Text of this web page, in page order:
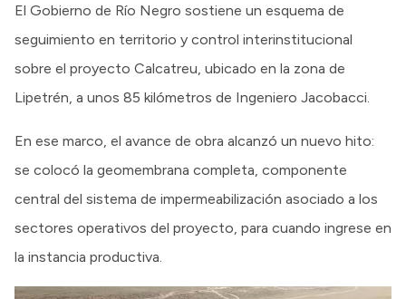
El Gobierno de Río Negro sostiene un esquema de
seguimiento en territorio y control interinstitucional
sobre el proyecto Calcatreu, ubicado en la zona de
Lipetrén, a unos 85 kilómetros de Ingeniero Jacobacci.
En ese marco, el avance de obra alcanzó un nuevo hito:
se colocó la geomembrana completa, componente
central del sistema de impermeabilización asociado a los
sectores operativos del proyecto, para cuando ingrese en
la instancia productiva.